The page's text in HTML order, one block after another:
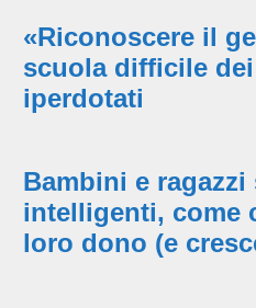
«Riconoscere il
scuola difficile dei
iperdotati
Bambini e ragazzi
intelligenti, come
loro dono (e